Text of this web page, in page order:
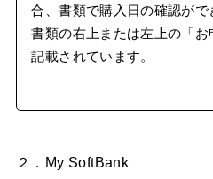
合、書類で購入日の確認がで
書類の右上または左上の「
記載されています。
２．My SoftBank